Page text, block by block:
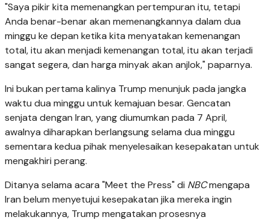
"Saya pikir kita memenangkan pertempuran itu, tetapi
Anda benar-benar akan memenangkannya dalam dua
minggu ke depan ketika kita menyatakan kemenangan
total, itu akan menjadi kemenangan total, itu akan terjadi
sangat segera, dan harga minyak akan anjlok," paparnya.
Ini bukan pertama kalinya Trump menunjuk pada jangka
waktu dua minggu untuk kemajuan besar. Gencatan
senjata dengan Iran, yang diumumkan pada 7 April,
awalnya diharapkan berlangsung selama dua minggu
sementara kedua pihak menyelesaikan kesepakatan untuk
mengakhiri perang.
Ditanya selama acara "Meet the Press" di NBCmengapa
Iran belum menyetujui kesepakatan jika mereka ingin
melakukannya, Trump mengatakan prosesnya